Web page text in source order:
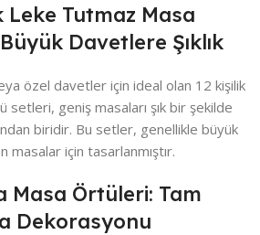
Leke Tutmaz Masa
Davetlere Şıklık
özel davetler için ideal olan 12 kişilik
geniş masaları şık bir şekilde
biridir. Bu setler, genellikle büyük
için tasarlanmıştır.
Masa Örtüleri: Tam
Dekorasyonu